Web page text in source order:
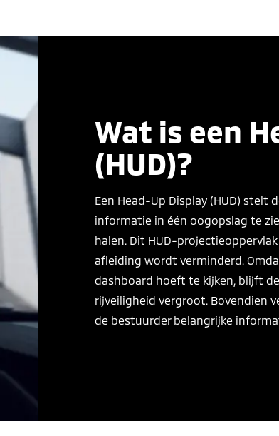
Wat is een
(HUD)?
Een Head-Up Display (HUD)
informatie in één oogopslag te
halen. Dit HUD-
afleiding wordt verminderd.
dashboard hoeft te kijken, blijft
rijveiligheid vergroot. Bovendien
de bestuurder belangrijke